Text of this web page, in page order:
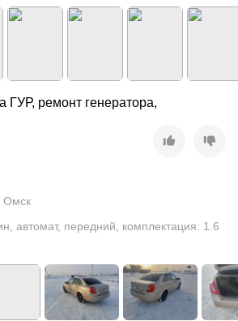
ГУР, ремонт генератора,
Омск
автомат, передний
комплектация: 1.6